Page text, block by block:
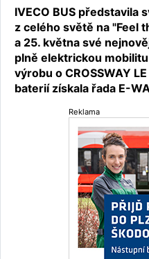
IVECO BUS představila
z celého světě na "Feel
a 25. května své
plně elektrickou
výrobu o CROSSWAY
baterií získala řada E-
Reklama